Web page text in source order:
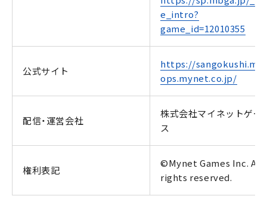
e_intro?
game_id=12010355
公式サイト
https://
ops.mynet.co.jp/
配信・運営会社
株式会社マイネットゲー
ス
権利表記
©Mynet Games Inc. All
rights reserved.